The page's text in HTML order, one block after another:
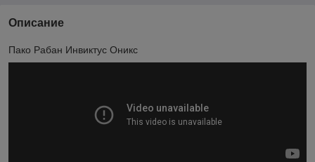
Описание
Пако Рабан Инвиктус Оникс